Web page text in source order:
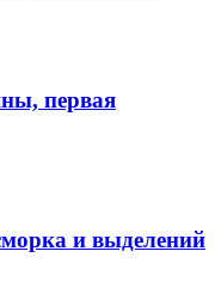
первая
и выделений